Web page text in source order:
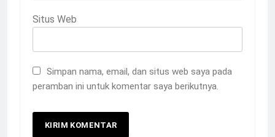
Situs Web
Simpan nama, email, dan situs web saya pada
peramban ini untuk komentar saya berikutnya.